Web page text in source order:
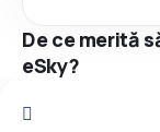
De ce merită
eSky?